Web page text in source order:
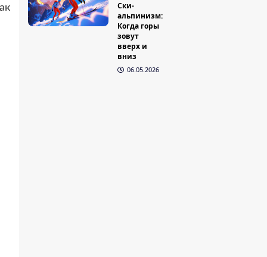
Ски-
альпинизм:
Когда горы
зовут
вверх и
вниз
06.05.2026